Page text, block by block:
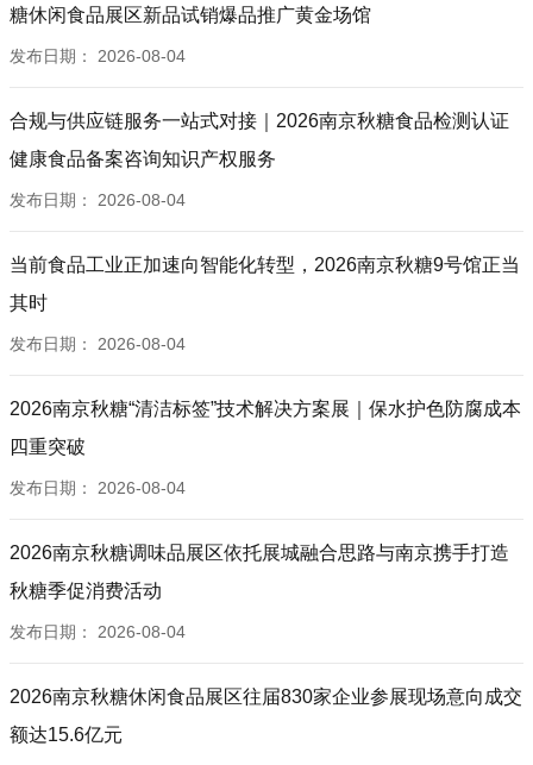
糖休闲食品展区新品试销爆品推广黄金场馆
发布日期： 2026-08-04
合规与供应链服务一站式对接｜2026南京秋糖食品检测认证
健康食品备案咨询知识产权服务
发布日期： 2026-08-04
当前食品工业正加速向智能化转型，2026南京秋糖9号馆正当
其时
发布日期： 2026-08-04
2026南京秋糖“清洁标签”技术解决方案展｜保水护色防腐成本
四重突破
发布日期： 2026-08-04
2026南京秋糖调味品展区依托展城融合思路与南京携手打造
秋糖季促消费活动
发布日期： 2026-08-04
2026南京秋糖休闲食品展区往届830家企业参展现场意向成交
额达15.6亿元